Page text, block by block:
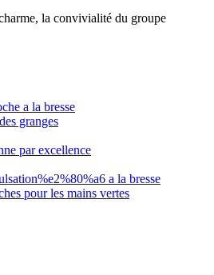
la convivialité du groupe
a la bresse
granges
par excellence
a la bresse
pour les mains vertes